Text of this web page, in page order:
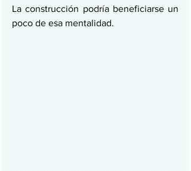
La construcción podría beneficiarse un
poco de esa mentalidad.